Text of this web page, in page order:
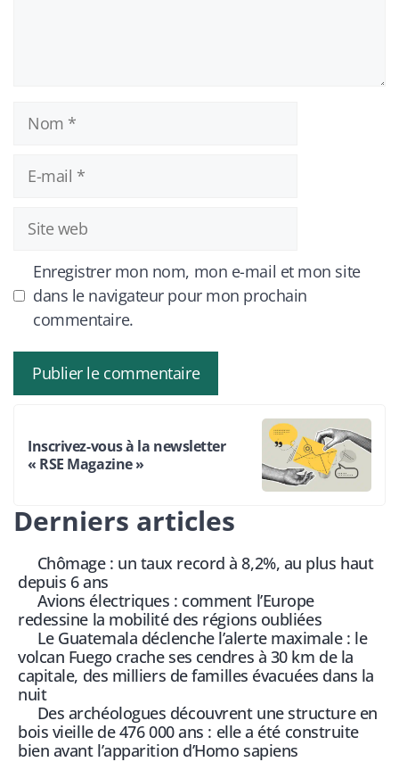
Nom
mail
Site
web
Enregistrer mon nom, mon e-mail et mon site
dans le navigateur pour mon prochain
commentaire.
Inscrivez-vous à la newsletter
« RSE Magazine »
Derniers articles
Chômage : un taux record à 8,2%, au plus haut
depuis 6 ans
Avions électriques : comment l’Europe
redessine la mobilité des régions oubliées
Le Guatemala déclenche l’alerte maximale : le
volcan Fuego crache ses cendres à 30 km de la
capitale, des milliers de familles évacuées dans la
nuit
Des archéologues découvrent une structure en
bois vieille de 476 000 ans : elle a été construite
bien avant l’apparition d’Homo sapiens